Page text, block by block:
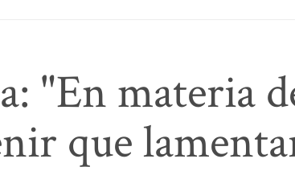
"En materia
que